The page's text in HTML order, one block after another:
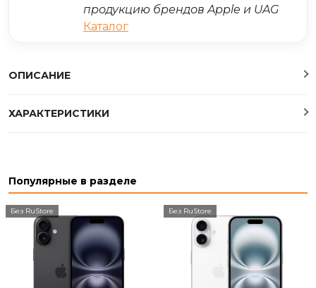
продукцию брендов Apple и UAG
Каталог
ОПИСАНИЕ
ХАРАКТЕРИСТИКИ
Популярные в разделе
Без RuStore Без RuStore